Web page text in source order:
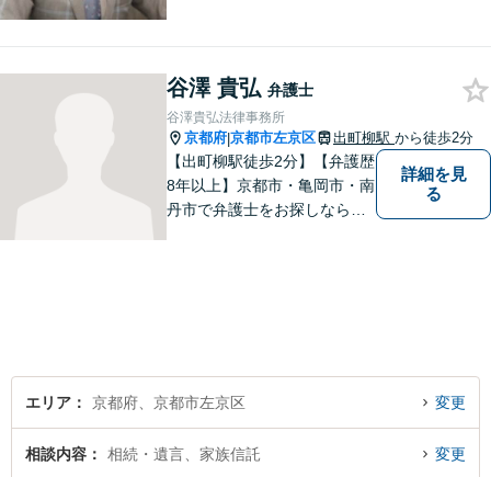
格を徹底的に守ります！
谷澤 貴弘 弁護士
谷澤貴弘法律事務所
京都府|京都市左京区 出町柳駅 から徒歩2分
【出町柳駅徒歩2分】【弁護歴
8年以上】京都市・亀岡市・南
丹市で弁護士をお探しならご
詳細を見
る
エリア 京都府、京都市左京区 変更
相談内容 相続・遺言、家族信託 変更